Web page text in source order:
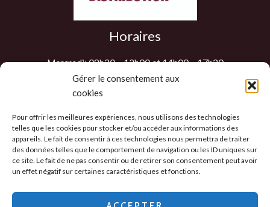
Gérer le consentement aux
cookies
Pour offrir les meilleures expériences, nous utilisons des technologies
telles que les cookies pour stocker et/ou accéder aux informations des
appareils. Le fait de consentir à ces technologies nous permettra de traiter
des données telles que le comportement de navigation ou les ID uniques sur
ce site. Le fait de ne pas consentir ou de retirer son consentement peut avoir
un effet négatif sur certaines caractéristiques et fonctions.
Horaires
Mercredi: 08h30 – 12h00 et 14h00 – 17h30
Jeudi: 08h30 – 12h00 et 14h00 – 17h30
Vendredi: 08h30 – 12h00 et 14h00 – 17h30
Les autres jours sur RDV
Légales-